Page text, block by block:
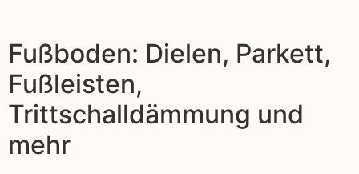
Fußboden: Dielen, Parkett,
Fußleisten,
Trittschalldämmung und
mehr